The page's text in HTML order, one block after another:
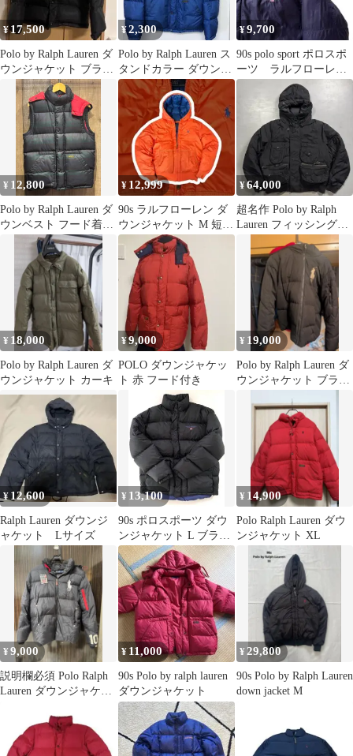
¥17,500
Polo by Ralph Lauren ダ
ウンジャケット ブラッ
ク M 90s
¥2,300
Polo by Ralph Lauren ス
タンドカラー ダウンジ
ャケット
¥9,700
90s polo sport ポロスポ
ーツ ラルフローレ
ン ダウン ダブルジ
¥ 12,800
Polo by Ralph Lauren ダ
ウンベスト フード着脱
¥ 12,999
90s ラルフローレン ダ
ウンジャケット M 短丈
オレンジ y2k テック系
¥64,000
超名作 Polo by Ralph
Lauren フィッシングダ
ウンジャケット
¥ 18,000
Polo by Ralph Lauren ダ
ウンジャケット カーキ
¥9,000
POLO ダウンジャケッ
ト 赤 フード付き
¥ 19,000
Polo by Ralph Lauren ダ
ウンジャケット ブラッ
¥ 12,600
Ralph Lauren ダウンジ
ャケット Lサイズ
¥ 13,100
90s ポロスポーツ ダウ
ンジャケット L ブラッ
ク polosport
¥ 14,900
Polo Ralph Lauren ダウ
ンジャケット XL
¥9,000
説明欄必須 Polo Ralph
Lauren ダウンジャケッ
¥ 11,000
90s Polo by ralph lauren
ダウンジャケット
¥29,800
90s Polo by Ralph Lauren
down jacket M